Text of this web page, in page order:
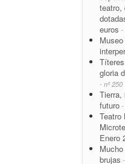
teatro,
euros -
gloria
- nº 250
Tierra,
futuro -
Teatro
Enero
brujas